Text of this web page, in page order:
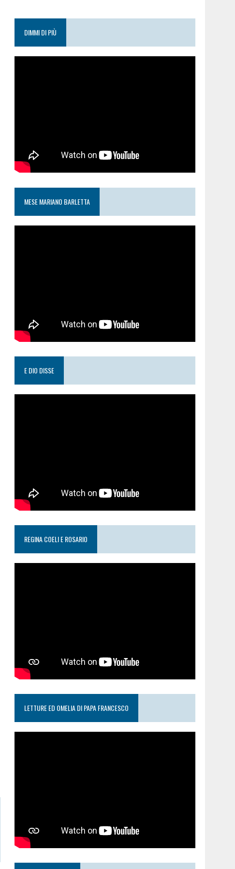
DIMMI DI PIÙ
MESE MARIANO BARLETTA
E DIO DISSE
REGINA COELI E ROSARIO
LETTURE ED OMELIA DI PAPA FRANCESCO